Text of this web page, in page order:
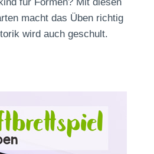
macht das Üben richtig
wird auch geschult.